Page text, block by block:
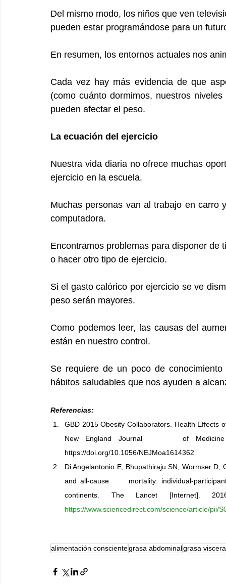
Del mismo modo, los niños que ven
pueden estar programándose para un
En resumen, los entornos actuales nos
Cada vez hay más evidencia de que
(como cuánto dormimos, nuestros
pueden afectar el peso.
La ecuación del ejercicio
Nuestra vida diaria no ofrece muchas
ejercicio en la escuela.
Muchas personas van al trabajo en carro
computadora.
Encontramos problemas para disponer de
o hacer otro tipo de ejercicio.
Si el gasto calórico por ejercicio se ve
peso serán mayores.
Como podemos leer, las causas del
están en nuestro control.
Se requiere de un poco de
hábitos saludables que nos ayuden a
Referencias:
GBD 2015 Obesity Collaborators. Health Effects
New England Journal      of Medicine
https://doi.org/10.1056/NEJMoa1614362
Di Angelantonio E, Bhupathiraju SN, Wormser
and all-cause      mortality: individual-
https://www.sciencedirect.com/science/article/pii/
alimentación conscientegrasa abdominalgrasa